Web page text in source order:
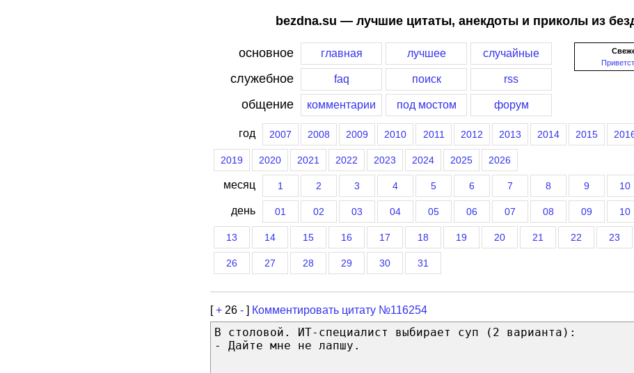
bezdna.su — лучшие цитаты, анекдоты и приколы из
основное главная лучшее случайные
служебное faq поиск rss
общение комментарии под мостом форум
год 2007 2008 2009 2010 2011 2012 2013 2014 2015
2019 2020 2021 2022 2023 2024 2025 2026
месяц 1 2 3 4 5 6 7 8 9 10
день 01 02 03 04 05 06 07 08 09 10
13 14 15 16 17 18 19 20 21 22 23
26 27 28 29 30 31
[+ 26 - ] Комментировать цитату №116254
В столовой. ИТ-специалист выбирает суп (2 варианта):
- Дайте мне не лапшу.